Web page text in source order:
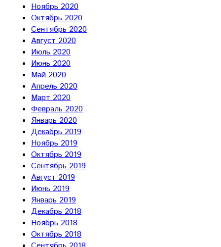
Ноябрь 2020
Октябрь 2020
Сентябрь 2020
Август 2020
Июль 2020
Июнь 2020
Май 2020
Апрель 2020
Март 2020
Февраль 2020
Январь 2020
Декабрь 2019
Ноябрь 2019
Октябрь 2019
Сентябрь 2019
Август 2019
Июнь 2019
Январь 2019
Декабрь 2018
Ноябрь 2018
Октябрь 2018